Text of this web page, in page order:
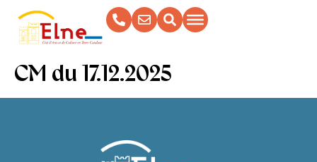
principal
CM du 17.12.2025